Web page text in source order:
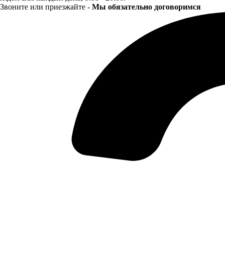
Звоните или приезжайте - Мы обязательно договоримся